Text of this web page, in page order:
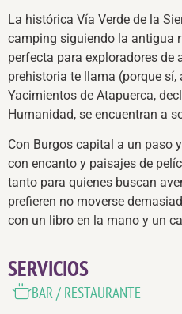
La histórica Vía Verde de la
camping siguiendo la antigua
perfecta para exploradores de
prehistoria te llama (porque sí,
Yacimientos de Atapuerca,
Humanidad, se encuentran a
Con Burgos capital a un paso
con encanto y paisajes de
tanto para quienes buscan
prefieren no moverse
con un libro en la mano y un
SERVICIOS
BAR / RESTAURANTE